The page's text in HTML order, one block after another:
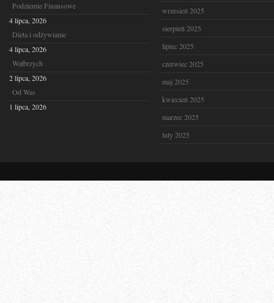
Podziemie Finansowe
4 lipca, 2026
Dieta i odżywianie
4 lipca, 2026
Wałbrzych
2 lipca, 2026
Od Was
1 lipca, 2026
wrzesień 2025
sierpień 2025
lipiec 2025
czerwiec 2025
maj 2025
kwiecień 2025
marzec 2025
luty 2025